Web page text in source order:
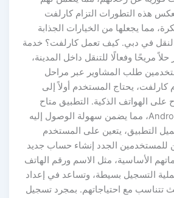
هذه التطورات التزام كارلفت
مما يجعلها من الخيارات الجذابة
في دبي. كيف تعمل كارلفت؟ خدمة
مريحًا وفعالًا للتنقل داخل المدينة،
طلب المشاوير عبر مراحل
يحتاج المستخدم أولاً إلى
على الهواتف الذكية. التطبيق متاح
على منصات iOS وAndroid، مما يضمن سهولة الوصول إليه
التطبيق، يتعين على المستخدم
للمستخدمين الجدد إنشاء حساب جديد
الأساسية، مثل الاسم ورقم الهاتف
عملية التسجيل بسيطة، وتساعد في إعداد
تتناسب مع احتياجاتهم. بمجرد تسجيل